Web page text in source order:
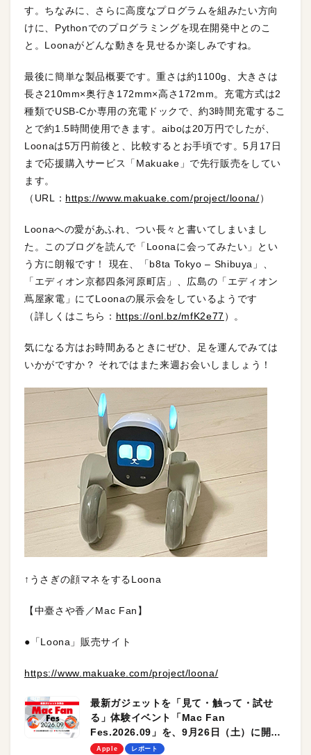
す。ちなみに、さらに高度なプログラムを組みたい方向
けに、Pythonでのプログラミングを現在開発中とのこ
と。Loonaがどんな動きを見せるか楽しみですね。
最後に簡単な製品概要です。重さは約1100g、大きさは
長さ210mm×奥行き172mm×高さ172mm。充電方式は2
種類でUSB-Cか専用の充電ドックで、約3時間充電するこ
とで約1.5時間使用できます。aiboは20万円でしたが、
Loonaは5万円前後と、比較するとお手頃です。5月17日
まで応援購入サービス「Makuake」で先行販売をしてい
ます。
（URL： https://www.makuake.com/project/loona/）
Loonaへの愛があふれ、つい長々と書いてしまいまし
た。このブログを読んで「Loonaに会ってみたい」とい
う方に朗報です！ 現在、「b8ta Tokyo – Shibuya」、
「エディオン京都四条河原町店」、広島の「エディオン
蔦屋家電」にてLoonaの展示会をしているようです
（詳しくはこちら： https://onl.bz/mfK2e77 ）。
気になる方はお時間あるときにぜひ、足を運んでみては
いかがですか？ それではまた来週お会いしましょう！
↑うさぎの顔マネをするLoona
【中臺さや香／Mac Fan】
●「Loona」販売サイト
https://www.makuake.com/project/loona/
最新ガジェットを「見て・触って・試せ
る」体験イベント「Mac Fan
Fes.2026.09」を、9月26日（土）に開催
します！
Apple レポート